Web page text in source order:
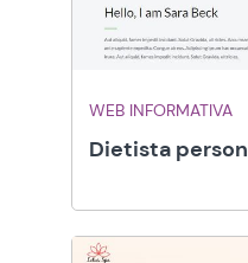
WEB INFORMATIVA
Dietista